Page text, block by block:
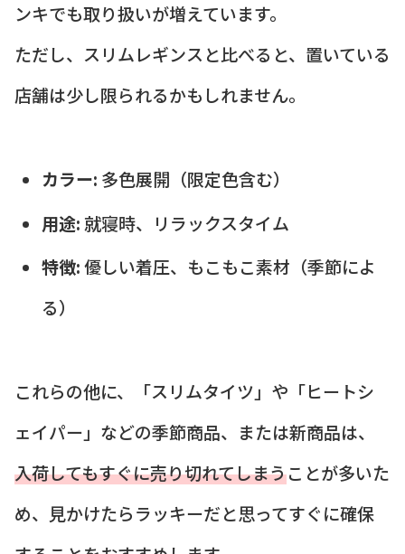
ンキでも取り扱いが増えています。
ただし、スリムレギンスと比べると、置いている
店舗は少し限られるかもしれません。
カラー: 多色展開（限定色含む）
用途: 就寝時、リラックスタイム
特徴:優しい着圧、もこもこ素材（季節によ
る）
これらの他に、「スリムタイツ」や「ヒートシ
ェイパー」などの季節商品、または新商品は、
入荷してもすぐに売り切れてしまうことが多いた
め、見かけたらラッキーだと思ってすぐに確保